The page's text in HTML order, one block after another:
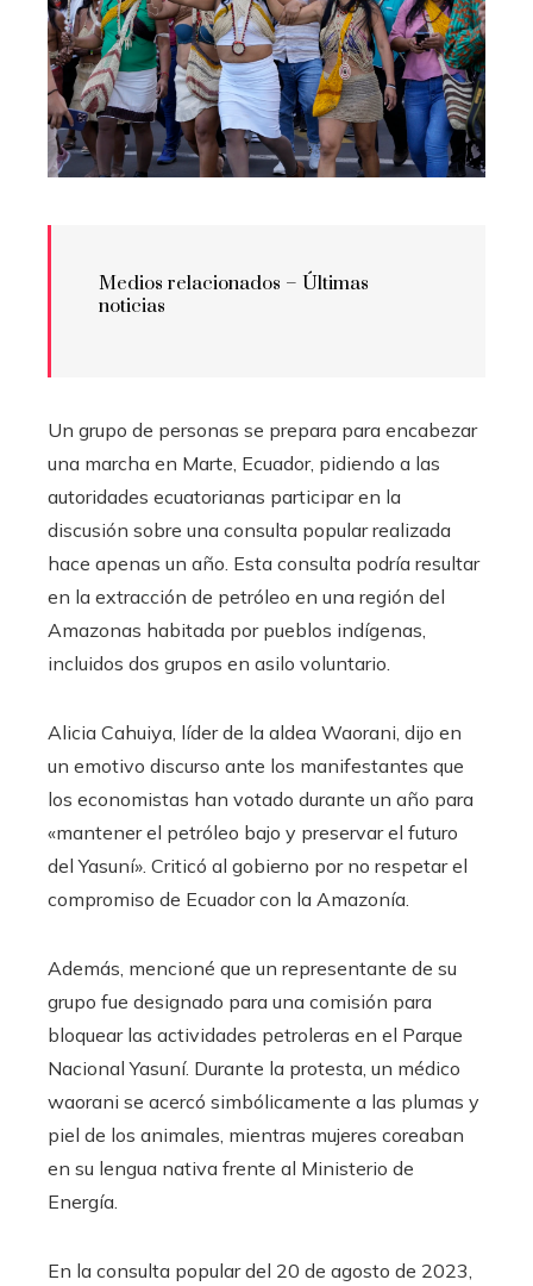
Medios relacionados – Últimas
noticias
Un grupo de personas se prepara para encabezar
una marcha en Marte, Ecuador, pidiendo a las
autoridades ecuatorianas participar en la
discusión sobre una consulta popular realizada
hace apenas un año. Esta consulta podría resultar
en la extracción de petróleo en una región del
Amazonas habitada por pueblos indígenas,
incluidos dos grupos en asilo voluntario.
Alicia Cahuiya, líder de la aldea Waorani, dijo en
un emotivo discurso ante los manifestantes que
los economistas han votado durante un año para
«mantener el petróleo bajo y preservar el futuro
del Yasuní». Criticó al gobierno por no respetar el
compromiso de Ecuador con la Amazonía.
Además, mencioné que un representante de su
grupo fue designado para una comisión para
bloquear las actividades petroleras en el Parque
Nacional Yasuní. Durante la protesta, un médico
waorani se acercó simbólicamente a las plumas y
piel de los animales, mientras mujeres coreaban
en su lengua nativa frente al Ministerio de
Energía.
En la consulta popular del 20 de agosto de 2023,